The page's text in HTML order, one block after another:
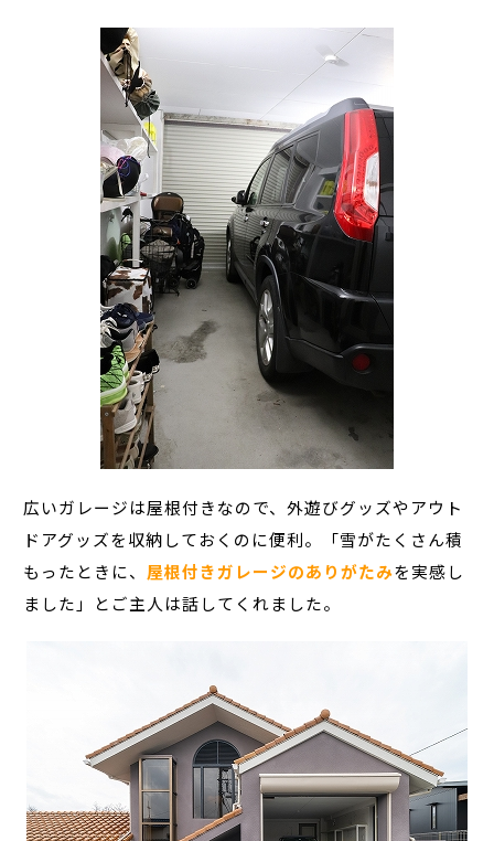
広いガレージは屋根付きなので、外遊びグッズやアウト
ドアグッズを収納しておくのに便利。「雪がたくさん積
もったときに、屋根付きガレージのありがたみを実感し
ました」とご主人は話してくれました。